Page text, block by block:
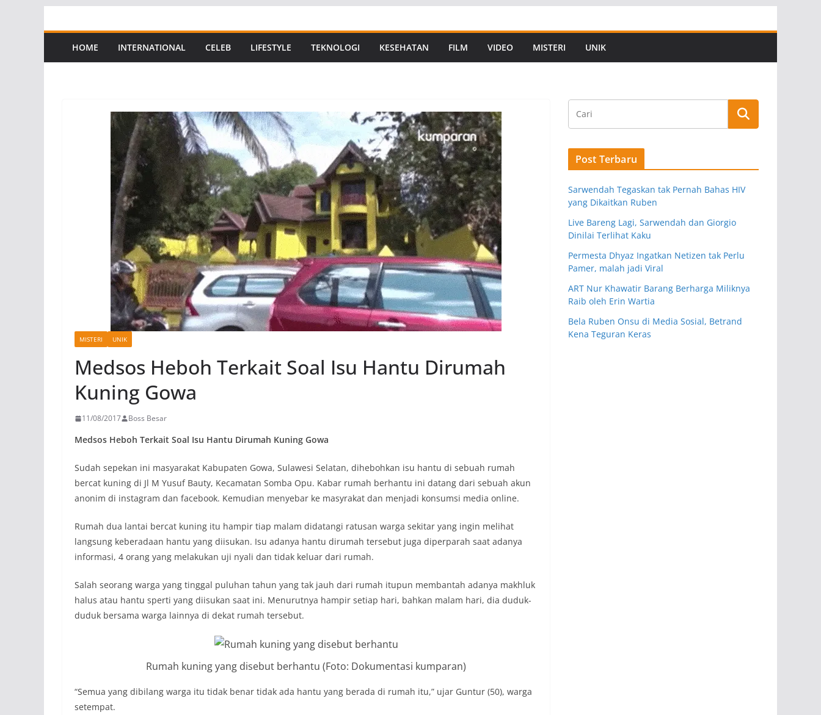
to
contentHOME INTERNATIONAL CELEB LIFESTYLE TEKNOLOGI KESEHATAN FILM VIDEO MISTERI UNIK
MISTERI UNIK
Medsos Heboh Terkait Soal Isu Hantu Dirumah
Kuning Gowa
11/08/2017 Boss Besar
Medsos Heboh Terkait Soal Isu Hantu Dirumah Kuning Gowa
Sudah sepekan ini masyarakat Kabupaten Gowa, Sulawesi Selatan, dihebohkan isu hantu di sebuah rumah
bercat kuning di Jl M Yusuf Bauty, Kecamatan Somba Opu. Kabar rumah berhantu ini datang dari sebuah akun
anonim di instagram dan facebook. Kemudian menyebar ke masyrakat dan menjadi konsumsi media online.
Rumah dua lantai bercat kuning itu hampir tiap malam didatangi ratusan warga sekitar yang ingin melihat
langsung keberadaan hantu yang diisukan. Isu adanya hantu dirumah tersebut juga diperparah saat adanya
informasi, 4 orang yang melakukan uji nyali dan tidak keluar dari rumah.
Salah seorang warga yang tinggal puluhan tahun yang tak jauh dari rumah itupun membantah adanya makhluk
halus atau hantu sperti yang diisukan saat ini. Menurutnya hampir setiap hari, bahkan malam hari, dia duduk-
duduk bersama warga lainnya di dekat rumah tersebut.
Rumah kuning yang disebut berhantu (Foto: Dokumentasi kumparan)
“Semua yang dibilang warga itu tidak benar tidak ada hantu yang berada di rumah itu,” ujar Guntur (50), warga
setempat.
Post Terbaru
Sarwendah Tegaskan tak Pernah Bahas HIV
yang Dikaitkan Ruben
Live Bareng Lagi, Sarwendah dan Giorgio
Dinilai Terlihat Kaku
Permesta Dhyaz Ingatkan Netizen tak Perlu
Pamer, malah jadi Viral
ART Nur Khawatir Barang Berharga Miliknya
Raib oleh Erin Wartia
Bela Ruben Onsu di Media Sosial, Betrand
Kena Teguran Keras